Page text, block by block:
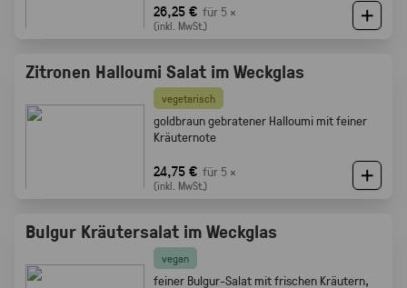
26,25 € für 5 ×
(inkl. MwSt.)
Zitronen Halloumi Salat im Weckglas
vegetarisch
goldbraun gebratener Halloumi mit feiner
Kräuternote
24,75 € für 5 ×
(inkl. MwSt.)
Bulgur Kräutersalat im Weckglas
vegan
feiner Bulgur-Salat mit frischen Kräutern,